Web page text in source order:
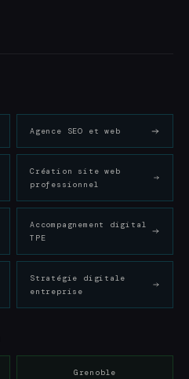
Agence SEO et web
Création site web
professionnel
Accompagnement digital
TPE
Stratégie digitale
entreprise
Grenoble